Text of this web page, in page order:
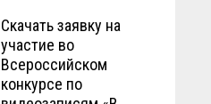
Скачать заявку на
участие во
Всероссийском
конкурсе по